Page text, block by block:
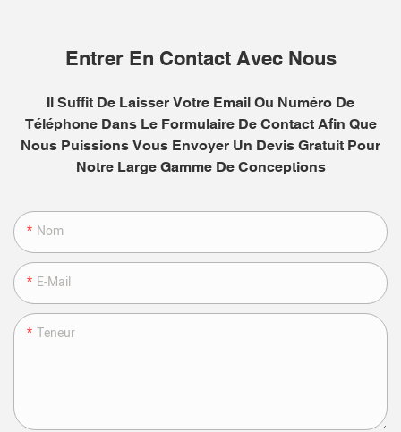
Entrer En Contact Avec Nous
Il Suffit De Laisser Votre Email Ou Numéro De
Téléphone Dans Le Formulaire De Contact Afin Que
Nous Puissions Vous Envoyer Un Devis Gratuit Pour
Notre Large Gamme De Conceptions
Nom
E-Mail
Teneur